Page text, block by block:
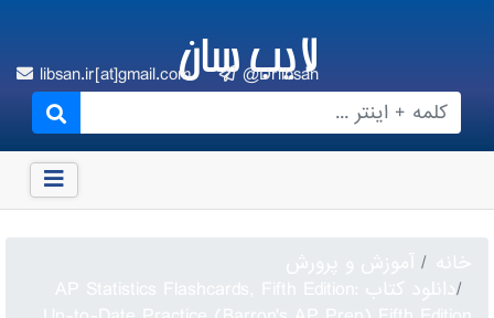
لایب سانlibsan.ir[at]gmail.com @Drlibsan
آموزش و پرورش